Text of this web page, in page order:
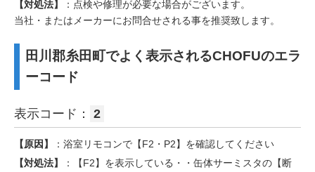
【対処法】
：点検や修理が必要な場合がございます。
当社・またはメーカーにお問合せされる事を推奨致します。
田川郡糸田町でよく表示されるCHOFUのエラ
ーコード
表示コード： 2
【原因】
：浴室リモコンで【F2・P2】を確認してください
【対処法】
：【F2】を表示している・・缶体サーミスタの【断